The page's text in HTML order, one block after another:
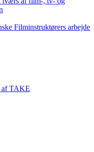
Filminstruktørers arbejde
af TAKE